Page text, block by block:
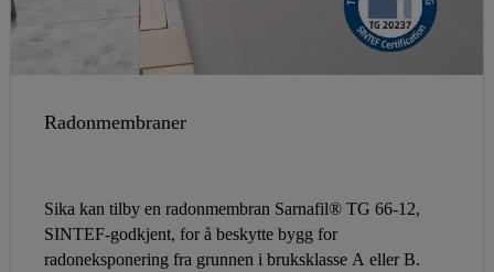
Radonmembraner
Sika kan tilby en radonmembran Sarnafil® TG 66-12,
SINTEF-godkjent, for å beskytte bygg for
radoneksponering fra grunnen i bruksklasse A eller B.